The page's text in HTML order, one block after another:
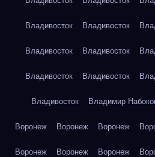
Владивосток Владивосток
Владивосток Владивосток
Владивосток Владивосток
Владивосток Владимир
Воронеж Воронеж Воронеж
Воронеж Воронеж Воронеж